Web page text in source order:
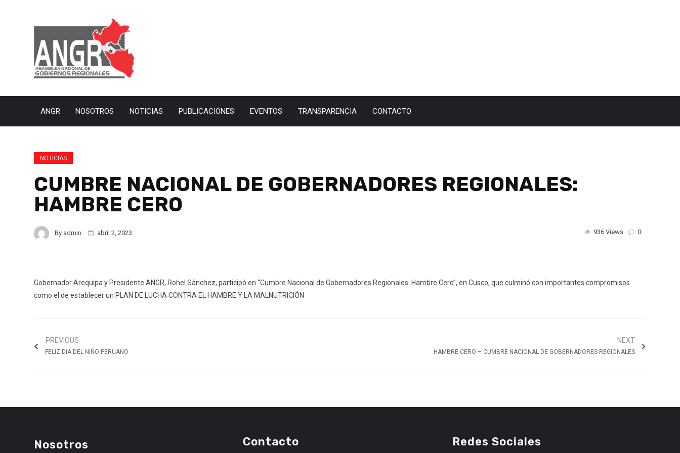
ANGR NOSOTROS NOTICIAS PUBLICACIONES EVENTOS TRANSPARENCIA CONTACTO
NOTICIAS
CUMBRE NACIONAL DE GOBERNADORES REGIONALES:
HAMBRE CERO
By admin abril 2, 2023 0
936 Views
Gobernador Arequipa y Presidente ANGR, Rohel Sánchez, participó en “Cumbre Nacional de Gobernadores Regionales: Hambre Cero”, en Cusco, que culminó con importantes compromisos
como el de establecer un PLAN DE LUCHA CONTRA EL HAMBRE Y LA MALNUTRICIÓN
PREVIOUS
FELIZ DíA DEL NIÑO PERUANO
NEXT
HAMBRE CERO – CUMBRE NACIONAL DE GOBERNADORES REGIONALES
Nosotros Contacto Redes Sociales